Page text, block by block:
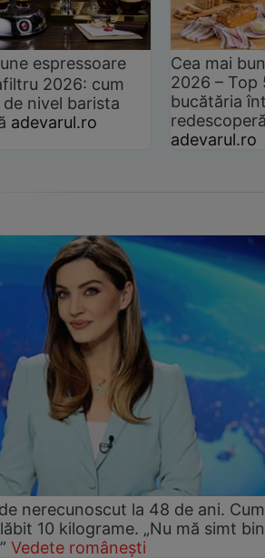
espressoare
2026: cum
nivel barista
adevarul.ro
Cea mai
2026 –
bucătăria
adevarul.ro
nerecunoscut la 48 de ani. Cum
10 kilograme. „Nu mă simt
Vedete românești